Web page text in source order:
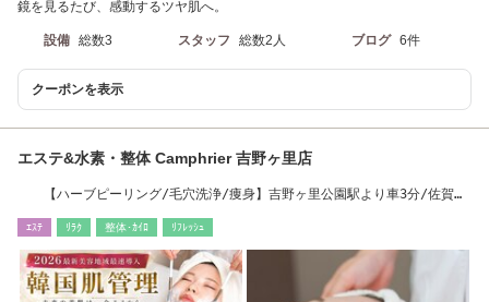
鏡を見るたび、感動するツヤ肌へ。
設備 総数3 スタッフ 総数2人 ブログ 6件
クーポンを表示
エステ&水素・整体 Camphrier 吉野ヶ里店
【ハーブピーリング/毛穴洗浄/痩身】吉野ヶ里公園駅より車3分/佐賀国
ｴｽﾃ ﾘﾗｸ 整体･ｶｲﾛ ﾘﾌﾚｯｼｭ